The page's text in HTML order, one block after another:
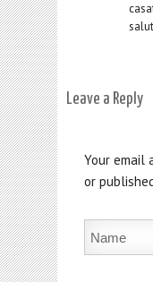
Leave a Reply
Your email
or